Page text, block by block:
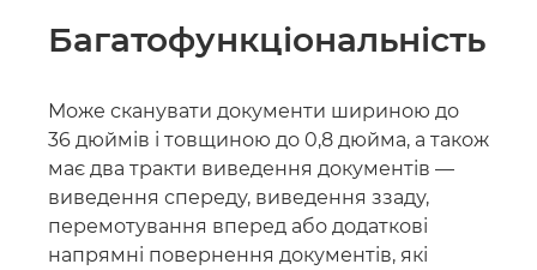
Багатофункціональність
Може сканувати документи шириною до
36 дюймів і товщиною до 0,8 дюйма, а також
має два тракти виведення документів —
виведення спереду, виведення ззаду,
перемотування вперед або додаткові
напрямні повернення документів, які